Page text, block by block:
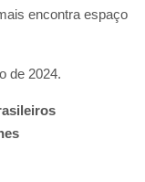
encontra espaço
de 2024.